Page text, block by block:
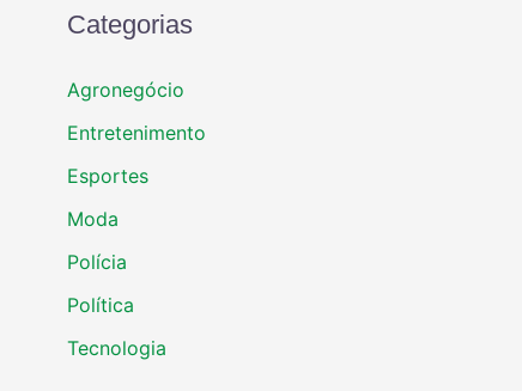
Categorias
Agronegócio
Entretenimento
Esportes
Moda
Polícia
Política
Tecnologia